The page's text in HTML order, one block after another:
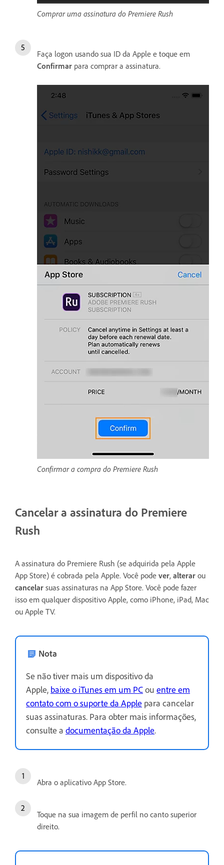
Comprar uma assinatura do Premiere Rush
Faça logon usando sua ID da Apple e toque em
Confirmar para comprar a assinatura.
Confirmar a compra do Premiere Rush
Cancelar a assinatura do Premiere
Rush
A assinatura do Premiere Rush (se adquirida pela Apple
App Store) é cobrada pela Apple. Você pode ver, alterar ou
cancelar suas assinaturas na App Store. Você pode fazer
isso em qualquer dispositivo Apple, como iPhone, iPad, Mac
ou Apple TV.
Nota
Se não tiver mais um dispositivo da
Apple, baixe o iTunes em um PCou entre em
contato com o suporte da Apple para cancelar
suas assinaturas. Para obter mais informações,
consulte a documentação da Apple.
Abra o aplicativo App Store.
Toque na sua imagem de perfil no canto superior
direito.